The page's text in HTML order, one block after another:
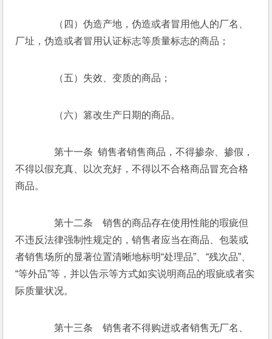
（四）伪造产地，伪造或者冒用他人的厂名、
厂址，伪造或者冒用认证标志等质量标志的商品；
（五）失效、变质的商品；
（六）篡改生产日期的商品。
第十一条  销售者销售商品，不得掺杂、掺假，
不得以假充真、以次充好，不得以不合格商品冒充合格
商品。
第十二条　销售的商品存在使用性能的瑕疵但
不违反法律强制性规定的，销售者应当在商品、包装或
者销售场所的显著位置清晰地标明“处理品”、“残次品”、
“等外品”等，并以告示等方式如实说明商品的瑕疵或者实
际质量状况。
第十三条　销售者不得购进或者销售无厂名、